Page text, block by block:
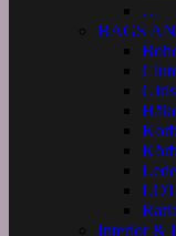
…
BAGS
Girls
Interior &